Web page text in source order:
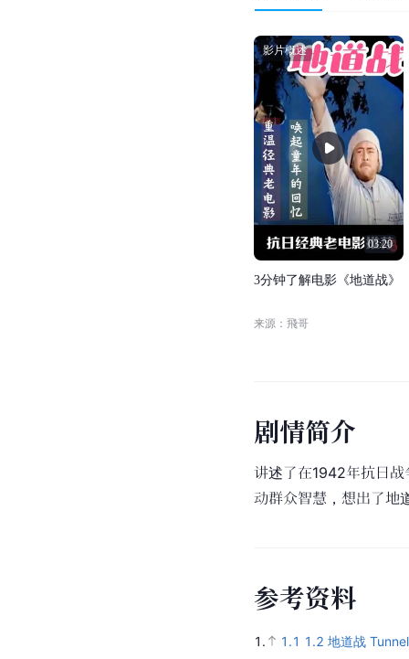
03:20
影片概述
3分钟了解电影 《地道战》
来源：飛哥
剧情简介
讲述了在1942年抗日
动群众智慧，想出了地
参考资料
1. 1.1 1.2 地道战